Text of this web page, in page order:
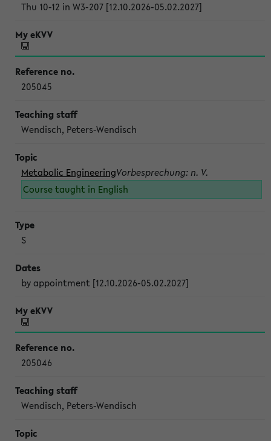
Thu 10-12 in W3-207 [12.10.2026-05.02.2027]
205045
Wendisch, Peters-Wendisch
Metabolic EngineeringVorbesprechung: n. V.
Course taught in English
S
by appointment [12.10.2026-05.02.2027]
205046
Wendisch, Peters-Wendisch